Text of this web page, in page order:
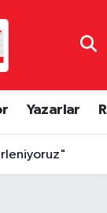
Yazarlar